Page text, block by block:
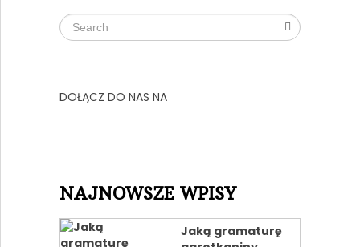
DOŁĄCZ DO NAS NA
NAJNOWSZE WPISY
Jaką gramaturę